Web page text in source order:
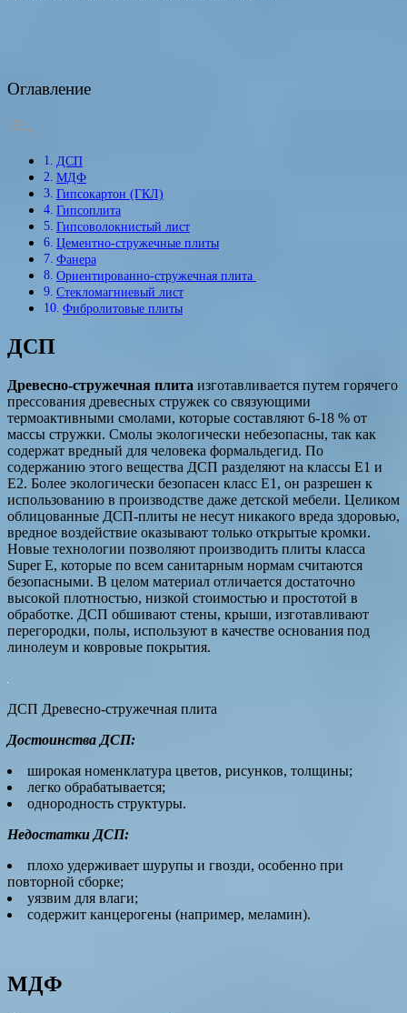
Оглавление
ДСП
МДФ
Гипсокартон (ГКЛ)
Гипсоплита
Гипсоволокнистый лист
Цементно-стружечные плиты
Фанера
Ориентированно-стружечная плита
Стекломагниевый лист
Фибролитовые плиты
ДСП
Древесно-стружечная плита изготавливается путем горячего
прессования древесных стружек со связующими
термоактивными смолами, которые составляют 6-18 % от
массы стружки. Смолы экологически небезопасны, так как
содержат вредный для человека формальдегид. По
содержанию этого вещества ДСП разделяют на классы E1 и
Е2. Более экологически безопасен класс E1, он разрешен к
использованию в производстве даже детской мебели. Целиком
облицованные ДСП-плиты не несут никакого вреда здоровью,
вредное воздействие оказывают только открытые кромки.
Новые технологии позволяют производить плиты класса
Super Е, которые по всем санитарным нормам считаются
безопасными. В целом материал отличается достаточно
высокой плотностью, низкой стоимостью и простотой в
обработке. ДСП обшивают стены, крыши, изготавливают
перегородки, полы, используют в качестве основания под
линолеум и ковровые покрытия.
ДСП Древесно-стружечная плита
Достоинства ДСП:
широкая номенклатура цветов, рисунков, толщины;
легко обрабатывается;
однородность структуры.
Недостатки ДСП:
плохо удерживает шурупы и гвозди, особенно при
повторной сборке;
уязвим для влаги;
содержит канцерогены (например, меламин).
МДФ